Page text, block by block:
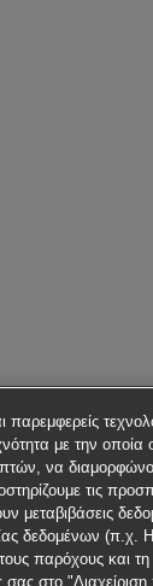
παρεμφερείς
με την οποία
να
τις
μεταβιβάσεις
δεδομένων (π.χ.
παρόχους και
σας στο